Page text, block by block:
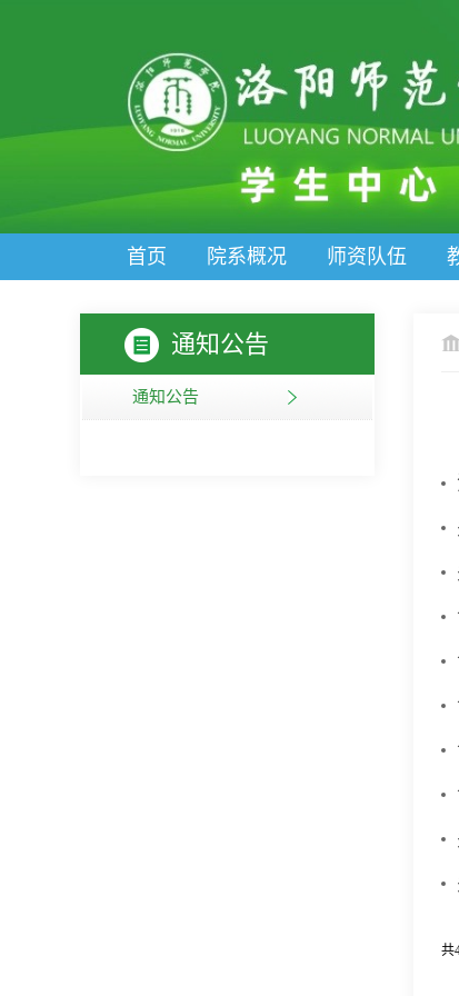
首页 院系概况 师资队伍
通知公告
通知公告
共